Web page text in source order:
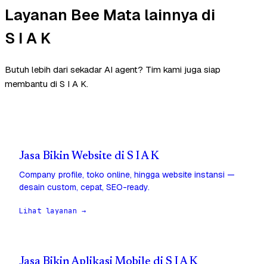
Layanan Bee Mata lainnya di
S I A K
Butuh lebih dari sekadar AI agent? Tim kami juga siap
membantu di S I A K.
Jasa Bikin Website di S I A K
Company profile, toko online, hingga website instansi —
desain custom, cepat, SEO-ready.
Lihat layanan →